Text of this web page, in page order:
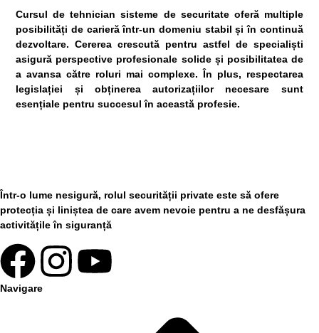
Cursul detehnician sisteme de securitateoferă multiple
posibilități de carieră într-un domeniu stabil și în continuă
dezvoltare. Cererea crescută pentru astfel de specialiști
asigură perspective profesionale solide și posibilitatea de
a avansa către roluri mai complexe. În plus, respectarea
legislației și obținerea autorizațiilor necesare sunt
esențiale pentru succesul în această profesie.
Într-o lume nesigură, rolul securității private este să ofere
protecția și liniștea de care avem nevoie pentru a ne desfășura
activitățile în siguranță
Navigare